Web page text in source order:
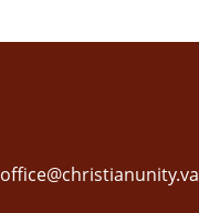
office@christianunity.va